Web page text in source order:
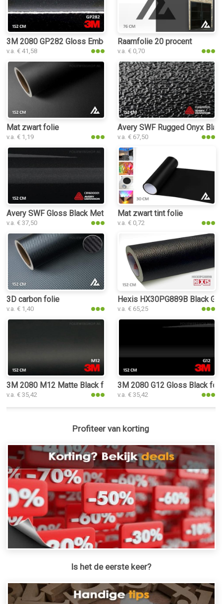
3M 2080 GP282 Gloss Ember Black folie
v.a. € 41,58
Raamfolie 20 procent
v.a. € 0,70
Mat zwart folie
v.a. € 1,19
Avery SWF Rugged Onyx
v.a. € 67,50
Avery SWF Gloss Black Metallic folie
v.a. € 37,50
Mat zwart tint folie
v.a. € 0,72
3D carbon folie
v.a. € 1,40
Hexis HX30PG889B Black
v.a. € 65,25
3M 2080 M12 Matte Black folie
v.a. € 35,42
3M 2080 G12 Gloss Black
v.a. € 35,42
Profiteer van korting
Is het de eerste keer?